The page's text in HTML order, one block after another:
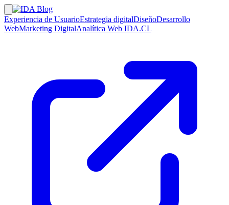
Experiencia de UsuarioEstrategia digitalDiseñoDesarrollo
WebMarketing DigitalAnalítica Web IDA.CL